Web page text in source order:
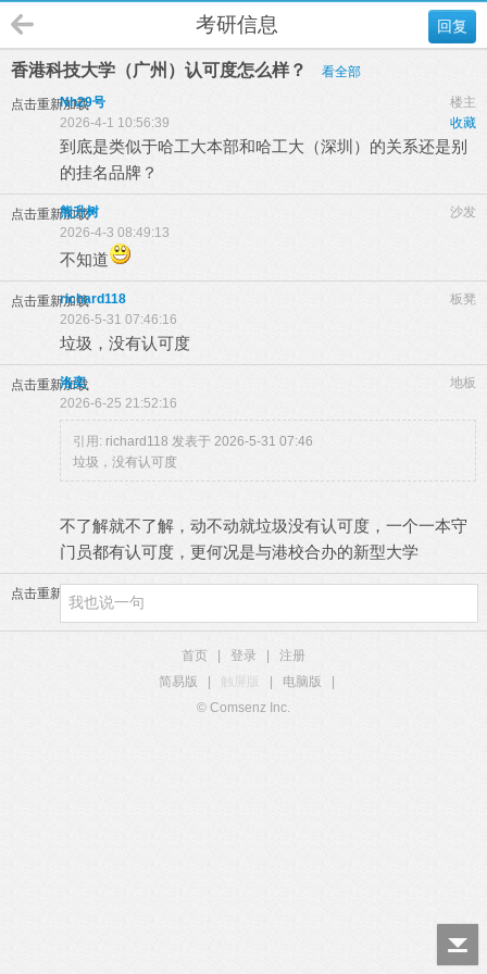
回复
考研信息
香港科技大学（广州）认可度怎么样？ 看全部
点击重新加载 楼主
Nh29号
收藏
2026-4-1 10:56:39
到底是类似于哈工大本部和哈工大（深圳）的关系还是别
的挂名品牌？
点击重新加载 沙发
熊升树
2026-4-3 08:49:13
不知道
点击重新加载 板凳
richard118
2026-5-31 07:46:16
垃圾，没有认可度
点击重新加载 地板
洛奕
2026-6-25 21:52:16
引用: richard118 发表于 2026-5-31 07:46
垃圾，没有认可度
不了解就不了解，动不动就垃圾没有认可度，一个一本守
门员都有认可度，更何况是与港校合办的新型大学
点击重新加载
首页 登录
注册
简易版
触屏版 电脑版
© Comsenz Inc.